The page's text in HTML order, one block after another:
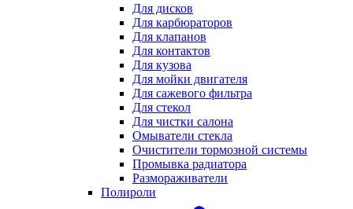
Для дисков
Для карбюраторов
Для клапанов
Для контактов
Для кузова
Для мойки двигателя
Для сажевого фильтра
Для стекол
Для чистки салона
Омыватели стекла
Очистители тормозной системы
Промывка радиатора
Размораживатели
Полироли